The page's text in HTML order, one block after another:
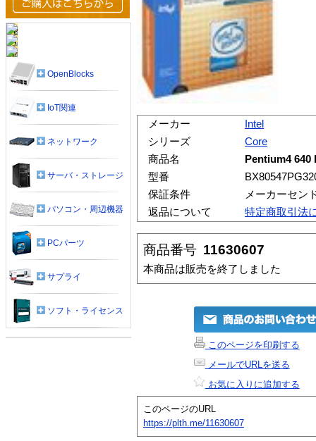
メーカー
Intel
シリーズ
Core
商品名
Pentium4 640
型番
保証条件
メーカーセン
返品について
特定商取引法
商品番号 11630607
本商品は販売を終了しました
このページを印刷する
メールでURLを送る
お気に入りに追加する
このページのURL
https://plth.me/11630607
OpenBlocks
IoT関連
ネットワーク
サーバ・ストレージ
パソコン・周辺機器
PCパーツ
サプライ
ソフト・ライセンス